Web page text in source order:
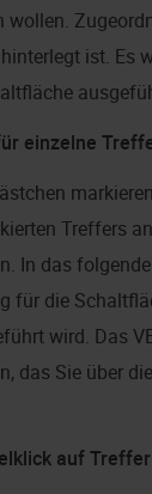
wollen.
ist. Es
einzelne
Treffers
In das
für die
wird. Das
das Sie über
auf